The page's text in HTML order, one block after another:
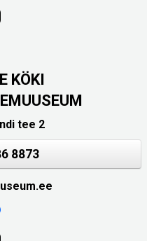
KÖKI
tee 2
8873